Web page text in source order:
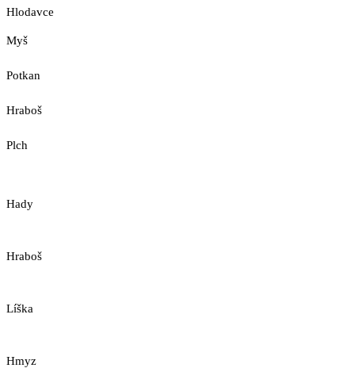
Hlodavce
Myš
Potkan
Hraboš
Plch
Hady
Hraboš
Líška
Hmyz